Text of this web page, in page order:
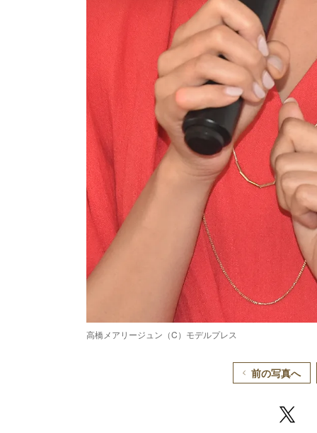
高橋メアリージュン（C）モデルプレス
前の写真へ